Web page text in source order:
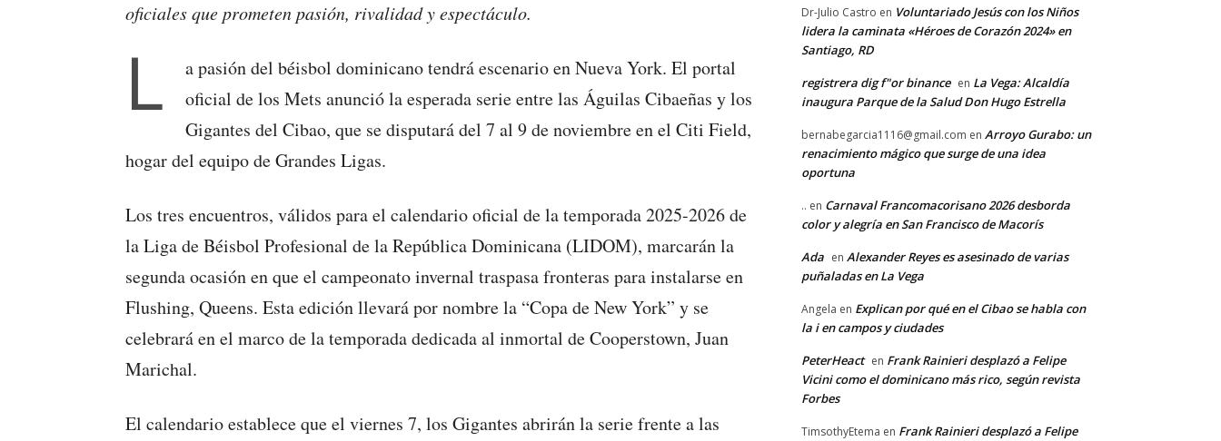
oficiales que prometen pasión, rivalidad y espectáculo.
L
a pasión del béisbol dominicano tendrá escenario en Nueva York. El portal
oficial de los Mets anunció la esperada serie entre las Águilas Cibaeñas y los
Gigantes del Cibao, que se disputará del 7 al 9 de noviembre en el Citi Field,
hogar del equipo de Grandes Ligas.
Los tres encuentros, válidos para el calendario oficial de la temporada 2025-2026 de
la Liga de Béisbol Profesional de la República Dominicana (LIDOM), marcarán la
segunda ocasión en que el campeonato invernal traspasa fronteras para instalarse en
Flushing, Queens. Esta edición llevará por nombre la “Copa de New York” y se
celebrará en el marco de la temporada dedicada al inmortal de Cooperstown, Juan
Marichal.
El calendario establece que el viernes 7, los Gigantes abrirán la serie frente a las
Dr-Julio Castro en Voluntariado Jesús con los Niños
lidera la caminata «Héroes de Corazón 2024» en
Santiago, RD
registrera dig f"or binance en La Vega: Alcaldía
inaugura Parque de la Salud Don Hugo Estrella
bernabegarcia1116@gmail.com en Arroyo Gurabo: un
renacimiento mágico que surge de una idea
oportuna
.. en Carnaval Francomacorisano 2026 desborda
color y alegría en San Francisco de Macorís
Ada en Alexander Reyes es asesinado de varias
puñaladas en La Vega
Angela en Explican por qué en el Cibao se habla con
la i en campos y ciudades
PeterHeact en Frank Rainieri desplazó a Felipe
Vicini como el dominicano más rico, según revista
Forbes
TimsothyEtema en Frank Rainieri desplazó a Felipe